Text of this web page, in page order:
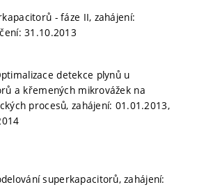
- fáze II, zahájení:
31.10.2013
detekce plynů u
a křemených mikrovážek na
procesů, zahájení: 01.01.2013,
superkapacitorů, zahájení: